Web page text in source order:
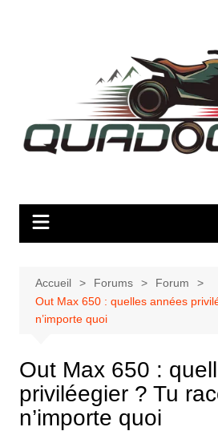
Accueil Forums
Forum
Out Max 650 : quelles années
n’importe quoi
Out Max 650 :
priviléegier ? Tu
n’importe quoi